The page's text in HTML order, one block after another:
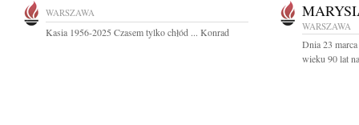
WARSZAWA
Kasia 1956-2025 Czasem tylko chłód ... Konrad WARSZAWA
Dnia 23
wieku 90 lat